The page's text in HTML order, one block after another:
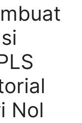
Nol